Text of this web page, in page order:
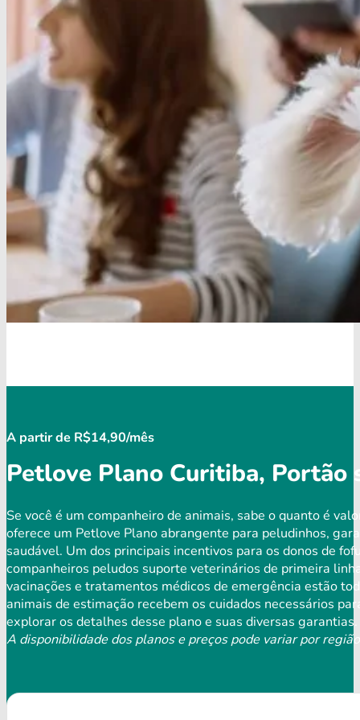
A partir de R$14,90/mês
Petlove Plano Curitiba, Portão
Se você é um companheiro de animais, sabe o quanto é
oferece um Petlove Plano abrangente para peludinhos,
saudável. Um dos principais incentivos para os donos de
companheiros peludos suporte veterinários de primeira
vacinações e tratamentos médicos de emergência estão
animais de estimação recebem os cuidados necessários
explorar os detalhes desse plano e suas diversas garantias.
A disponibilidade dos planos e preços pode variar por